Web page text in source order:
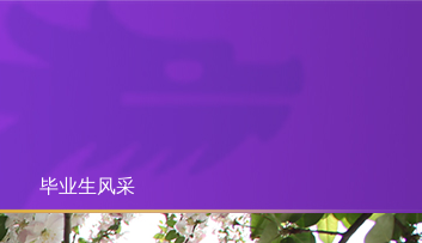
毕业生风采